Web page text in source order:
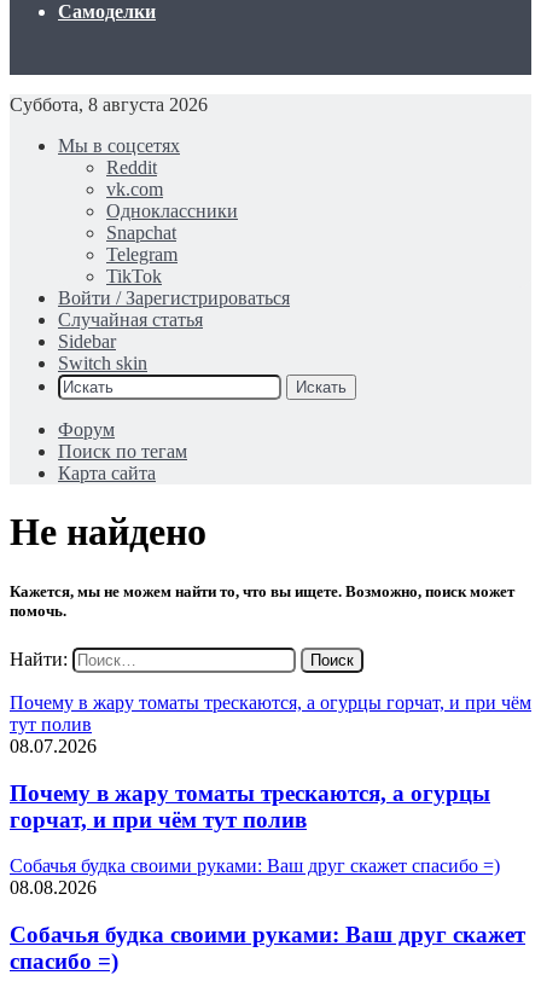
Самоделки
Суббота, 8 августа 2026
Мы в соцсетях
Reddit
vk.com
Одноклассники
Snapchat
Telegram
TikTok
Войти / Зарегистрироваться
Случайная статья
Sidebar
Switch skin
Искать
Форум
Поиск по тегам
Карта сайта
Не найдено
Кажется, мы не можем найти то, что вы ищете. Возможно, поиск может
помочь.
Найти:
Почему в жару томаты трескаются, а огурцы горчат, и при чём
тут полив
08.07.2026
Почему в жару томаты трескаются, а огурцы
горчат, и при чём тут полив
Собачья будка своими руками: Ваш друг скажет спасибо =)
08.08.2026
Собачья будка своими руками: Ваш друг скажет
спасибо =)